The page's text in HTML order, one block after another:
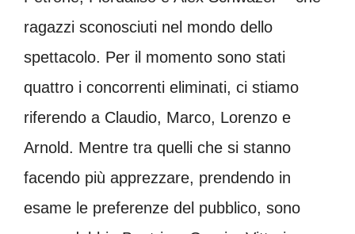
ragazzi sconosciuti nel mondo dello
spettacolo. Per il momento sono stati
quattro i concorrenti eliminati, ci stiamo
riferendo a Claudio, Marco, Lorenzo e
Arnold. Mentre tra quelli che si stanno
facendo più apprezzare, prendendo in
esame le preferenze del pubblico, sono